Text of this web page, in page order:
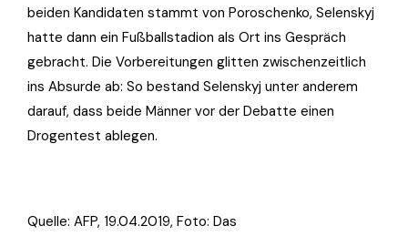
beiden Kandidaten stammt von Poroschenko, Selenskyj
hatte dann ein Fußballstadion als Ort ins Gespräch
gebracht. Die Vorbereitungen glitten zwischenzeitlich
ins Absurde ab: So bestand Selenskyj unter anderem
darauf, dass beide Männer vor der Debatte einen
Drogentest ablegen.
Quelle: AFP, 19.04.2019, Foto: Das